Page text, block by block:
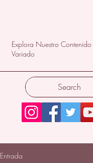
Explora Nuestro Contenido
Variado
Entrada